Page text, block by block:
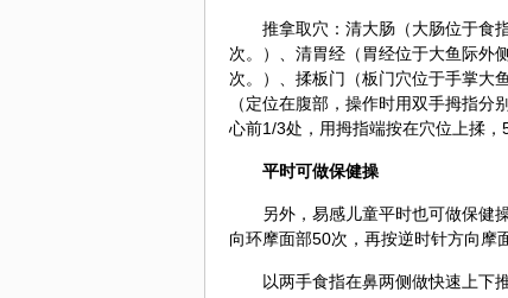
推拿取穴：清大肠（大肠位于食
次。）、清胃经（胃经位于大鱼际外
次。）、揉板门（板门穴位于手掌大
（定位在腹部，操作时用双手拇指
心前1/3处，用拇指端按在穴位上揉，
平时可做保健操
另外，易感儿童平时也可做保健
向环摩面部50次，再按逆时针方向摩
以两手食指在鼻两侧做快速上下